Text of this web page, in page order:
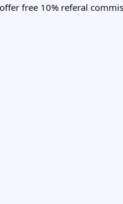
free 10% referal